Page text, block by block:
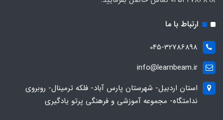
ارتباط با ما
045-32786898
info@learnbeam.ir
استان اردبیل- شهرستان پارس آباد- فلکه ترمینال- روبروی
ندامتگاه- مجموعه آموزشی و فرهنگی پرتو یادگیری